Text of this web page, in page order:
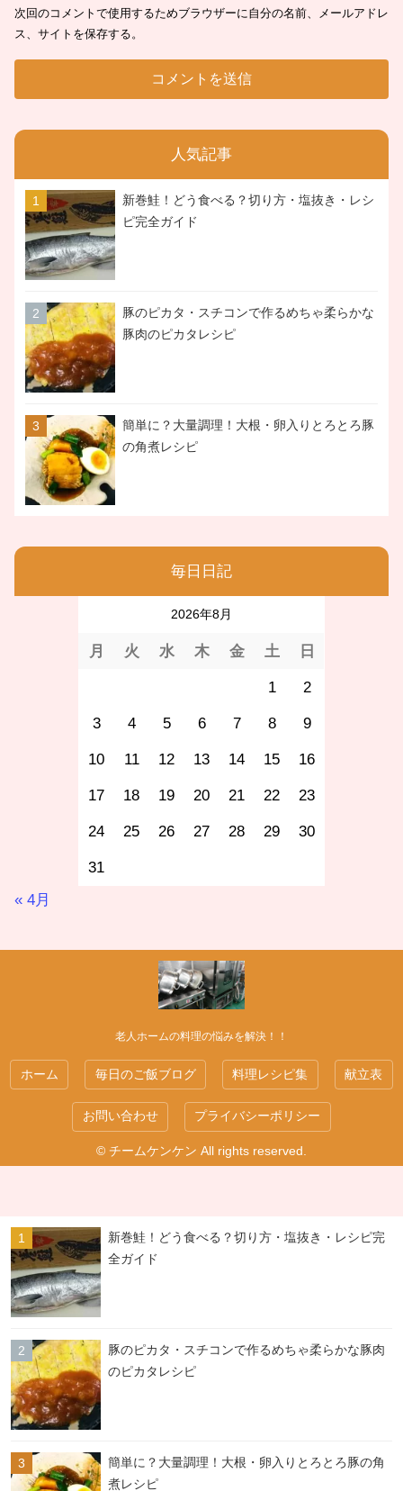
次回のコメントで使用するためブラウザーに自分の名前、メールアドレ
ス、サイトを保存する。
人気記事
新巻鮭！どう食べる？切り方・塩抜き・レシ
ピ完全ガイド
豚のピカタ・スチコンで作るめちゃ柔らかな
豚肉のピカタレシピ
簡単に？大量調理！大根・卵入りとろとろ豚
の角煮レシピ
毎日日記
2026年8月
月 火 水 木 金 土 日
1 2
3 4 5 6 7 8 9
10 11 12 13 14 15 16
17 18 19 20 21 22 23
24 25 26 27 28 29 30
31
« 4月
老人ホームの料理の悩みを解決！！
ホーム 毎日のご飯ブログ 料理レシピ集 献立表
お問い合わせ プライバシーポリシー
© チームケンケン All rights reserved.
新巻鮭！どう食べる？切り方・塩抜き・レシピ完
全ガイド
豚のピカタ・スチコンで作るめちゃ柔らかな豚肉
のピカタレシピ
簡単に？大量調理！大根・卵入りとろとろ豚の角
煮レシピ